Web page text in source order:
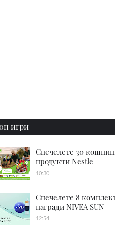
игри
Спечелете 30
продукти Nestle
10:30
Спечелете 8
награди NIVEA SUN
12:54